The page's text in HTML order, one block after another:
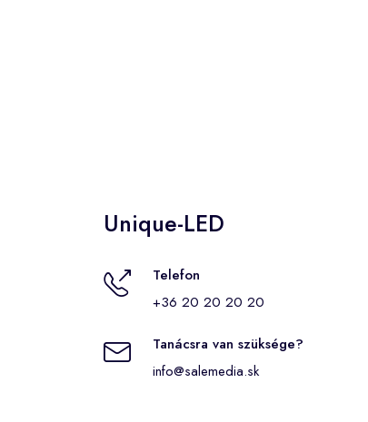
Unique-LED
Telefon
+36 20 20 20 20
Tanácsra van szüksége?
info@salemedia.sk